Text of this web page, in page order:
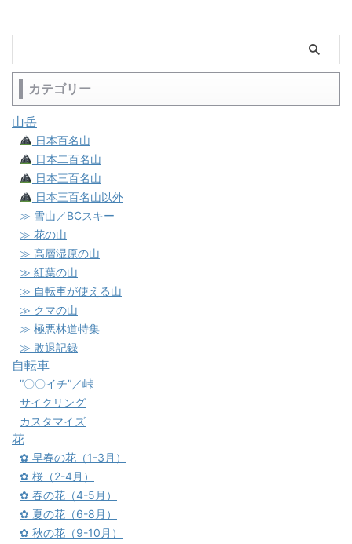
カテゴリー
山岳
日本百名山
日本二百名山
日本三百名山
日本三百名山以外
≫ 雪山／BCスキー
≫ 花の山
≫ 高層湿原の山
≫ 紅葉の山
≫ 自転車が使える山
≫ クマの山
≫ 極悪林道特集
≫ 敗退記録
自転車
”〇〇イチ”／峠
サイクリング
カスタマイズ
花
✿ 早春の花（1-3月）
✿ 桜（2-4月）
✿ 春の花（4-5月）
✿ 夏の花（6-8月）
✿ 秋の花（9-10月）